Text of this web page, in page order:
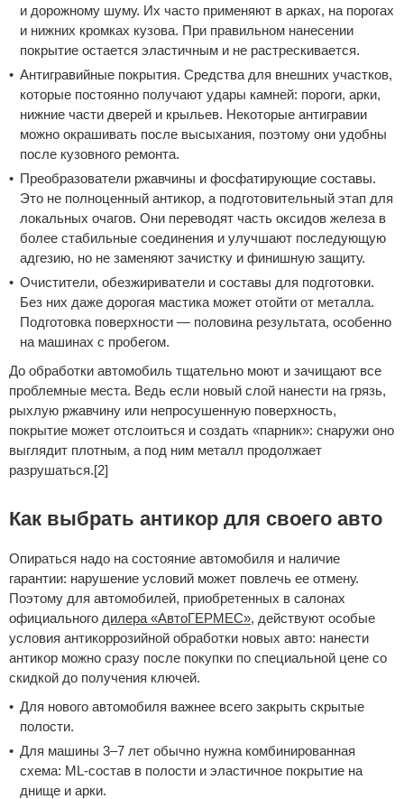
и дорожному шуму. Их часто применяют в арках, на порогах
и нижних кромках кузова. При правильном нанесении
покрытие остается эластичным и не растрескивается.
Антигравийные покрытия. Средства для внешних участков,
которые постоянно получают удары камней: пороги, арки,
нижние части дверей и крыльев. Некоторые антигравии
можно окрашивать после высыхания, поэтому они удобны
после кузовного ремонта.
Преобразователи ржавчины и фосфатирующие составы.
Это не полноценный антикор, а подготовительный этап для
локальных очагов. Они переводят часть оксидов железа в
более стабильные соединения и улучшают последующую
адгезию, но не заменяют зачистку и финишную защиту.
Очистители, обезжириватели и составы для подготовки.
Без них даже дорогая мастика может отойти от металла.
Подготовка поверхности — половина результата, особенно
на машинах с пробегом.
До обработки автомобиль тщательно моют и зачищают все
проблемные места. Ведь если новый слой нанести на грязь,
рыхлую ржавчину или непросушенную поверхность,
покрытие может отслоиться и создать «парник»: снаружи оно
выглядит плотным, а под ним металл продолжает
разрушаться.[2]
Как выбрать антикор для своего авто
Опираться надо на состояние автомобиля и наличие
гарантии: нарушение условий может повлечь ее отмену.
Поэтому для автомобилей, приобретенных в салонах
официального дилера «АвтоГЕРМЕС», действуют особые
условия антикоррозийной обработки новых авто: нанести
антикор можно сразу после покупки по специальной цене со
скидкой до получения ключей.
Для нового автомобиля важнее всего закрыть скрытые
полости.
Для машины 3–7 лет обычно нужна комбинированная
схема: ML-состав в полости и эластичное покрытие на
днище и арки.